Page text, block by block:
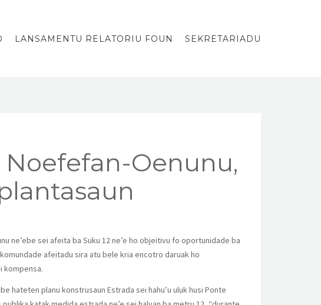
LANSAMENTU RELATORIU FOUN SEKRETARIADU
Oenunu,
ne’ebe sei afeita ba Suku 12 ne’e ho objeitivu fo oportunidade ba
afeitadu sira atu bele kria encotro daruak ho
kompensa.
hateten planu konstrusaun Estrada sei hahu’u uluk husi Ponte